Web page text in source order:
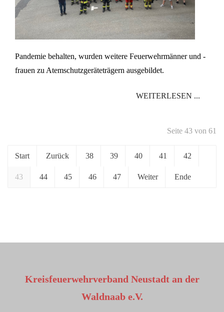
Pandemie behalten, wurden weitere Feuerwehrmänner und -
frauen zu Atemschutzgeräteträgern ausgebildet.
WEITERLESEN ...
Seite 43 von 61
Start Zurück 38 39 40 41 42
43 44 45 46 47 Weiter Ende
Kreisfeuerwehrverband Neustadt an der
Waldnaab e.V.